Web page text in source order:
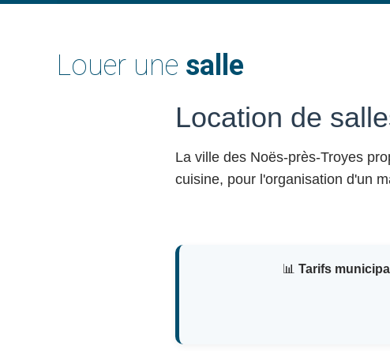
Louer une salle
Location de
La ville des Noës-près-Troyes
cuisine, pour l'organisation d'un
📊 Tarifs